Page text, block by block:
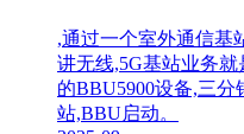
,通过一个室外通信基
讲无线,5G基站业务
的BBU5900设备,三
站,BBU启动。